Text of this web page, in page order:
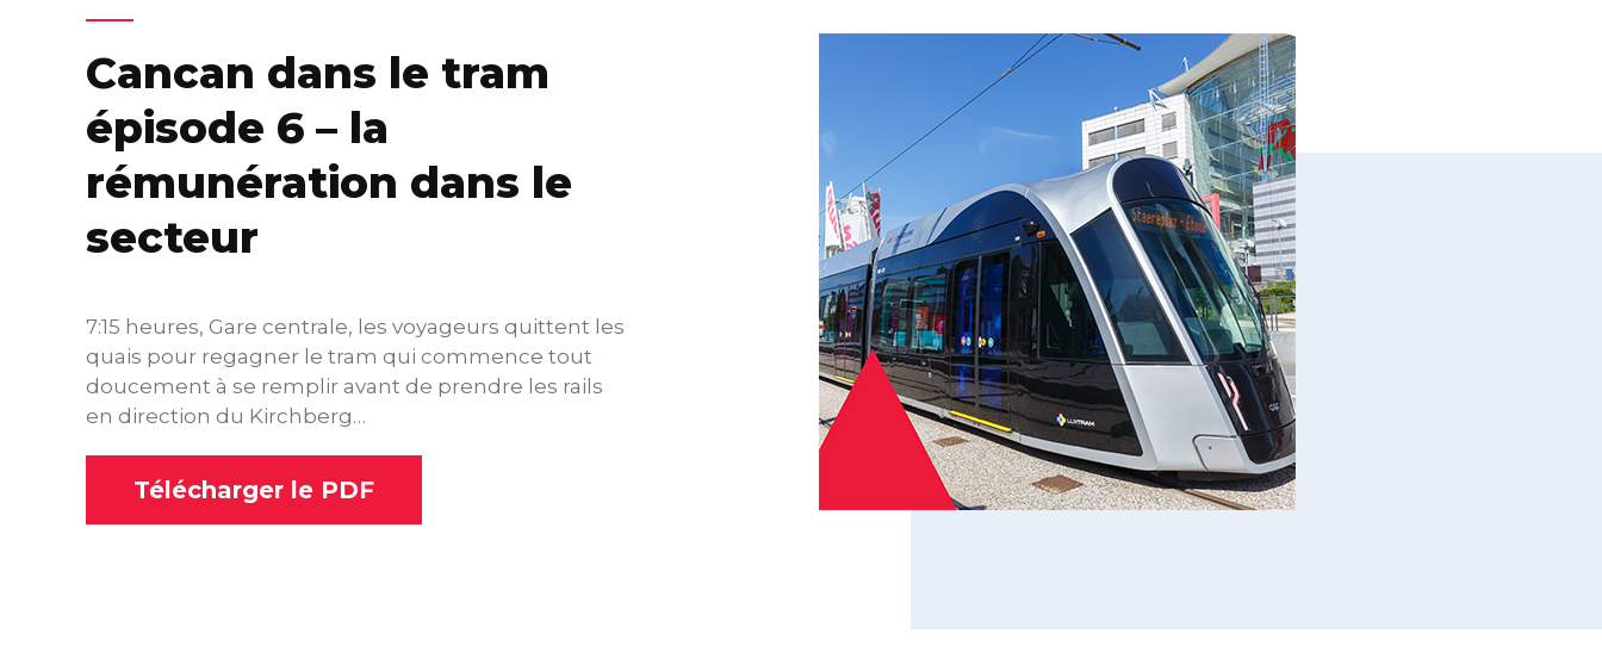
Cancan dans le tram
épisode 6 – la
rémunération dans le
secteur
7:15 heures, Gare centrale, les voyageurs quittent les
quais pour regagner le tram qui commence tout
doucement à se remplir avant de prendre les rails
en direction du Kirchberg…
Télécharger le PDF